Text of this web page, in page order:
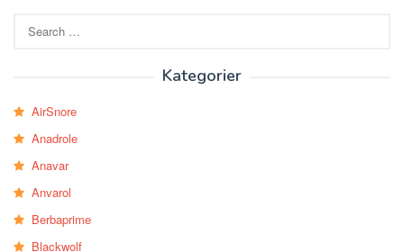
for:
Kategorier
AirSnore
Anadrole
Anavar
Anvarol
Berbaprime
Blackwolf